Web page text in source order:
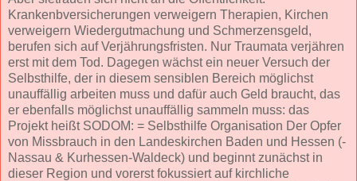
Krankenbversicherungen verweigern Therapien, Kirchen
verweigern Wiedergutmachung und Schmerzensgeld,
berufen sich auf Verjährungsfristen. Nur Traumata verjähren
erst mit dem Tod. Dagegen wächst ein neuer Versuch der
Selbsthilfe, der in diesem sensiblen Bereich möglichst
unauffällig arbeiten muss und dafür auch Geld braucht, das
er ebenfalls möglichst unauffällig sammeln muss: das
Projekt heißt SODOM: = Selbsthilfe Organisation Der Opfer
von Missbrauch in den Landeskirchen Baden und Hessen (-
Nassau & Kurhessen-Waldeck) und beginnt zunächst in
dieser Region und vorerst fokussiert auf kirchliche